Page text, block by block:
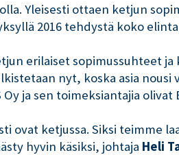
Yleisesti ottaen ketjun
2016 tehdystä koko
erilaiset sopimussuhteet
nyt, koska asia nousi
ja sen toimeksiantajia
ovat ketjussa. Siksi teimme
hyvin käsiksi, johtaja Heli